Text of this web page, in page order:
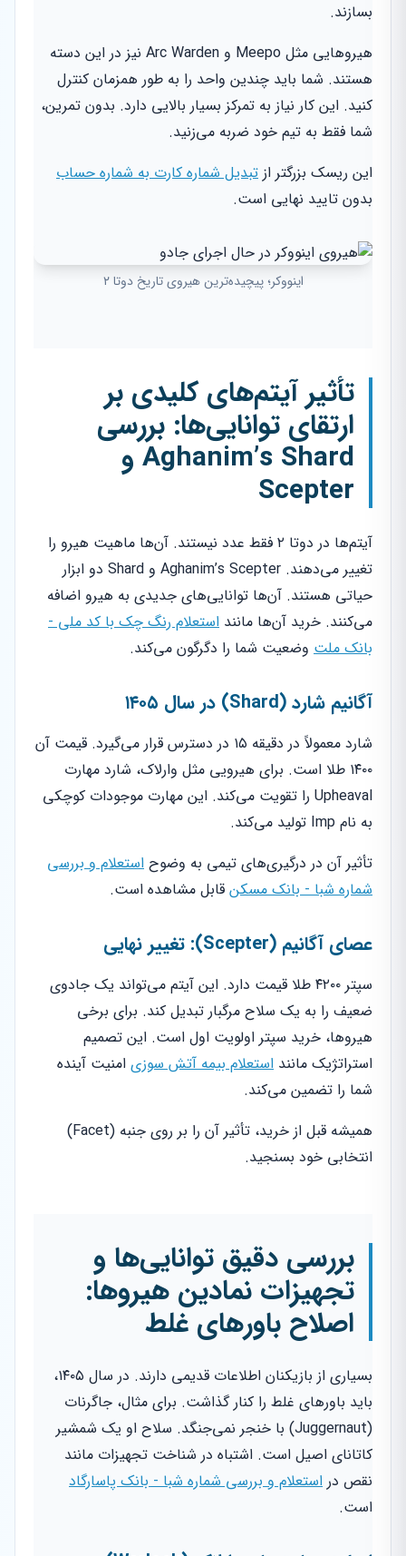
بسازند.
هیروهایی مثل Meepo و Arc Warden نیز در این دسته
هستند. شما باید چندین واحد را به طور همزمان کنترل
کنید. این کار نیاز به تمرکز بسیار بالایی دارد. بدون تمرین،
شما فقط به تیم خود ضربه می‌زنید.
این ریسک بزرگتر از تبدیل شماره کارت به شماره حساب
بدون تایید نهایی است.
اینووکر؛ پیچیده‌ترین هیروی تاریخ دوتا ۲
تأثیر آیتم‌های کلیدی بر
ارتقای توانایی‌ها: بررسی
Aghanim’s Shard و
Scepter
آیتم‌ها در دوتا ۲ فقط عدد نیستند. آن‌ها ماهیت هیرو را
تغییر می‌دهند. Aghanim’s Scepter و Shard دو ابزار
حیاتی هستند. آن‌ها توانایی‌های جدیدی به هیرو اضافه
می‌کنند. خرید آن‌ها مانند استعلام رنگ چک با کد ملی -
بانک ملت وضعیت شما را دگرگون می‌کند.
آگانیم شارد (Shard) در سال ۱۴۰۵
شارد معمولاً در دقیقه ۱۵ در دسترس قرار می‌گیرد. قیمت آن
۱۴۰۰ طلا است. برای هیرویی مثل وارلاک، شارد مهارت
Upheaval را تقویت می‌کند. این مهارت موجودات کوچکی
به نام Imp تولید می‌کند.
تأثیر آن در درگیری‌های تیمی به وضوح استعلام و بررسی
شماره شبا - بانک مسکن قابل مشاهده است.
عصای آگانیم (Scepter): تغییر نهایی
سپتر ۴۲۰۰ طلا قیمت دارد. این آیتم می‌تواند یک جادوی
ضعیف را به یک سلاح مرگبار تبدیل کند. برای برخی
هیروها، خرید سپتر اولویت اول است. این تصمیم
استراتژیک مانند استعلام بیمه آتش سوزی امنیت آینده
شما را تضمین می‌کند.
همیشه قبل از خرید، تأثیر آن را بر روی جنبه (Facet)
انتخابی خود بسنجید.
بررسی دقیق توانایی‌ها و
تجهیزات نمادین هیروها:
اصلاح باورهای غلط
بسیاری از بازیکنان اطلاعات قدیمی دارند. در سال ۱۴۰۵،
باید باورهای غلط را کنار گذاشت. برای مثال، جاگرنات
(Juggernaut) با خنجر نمی‌جنگد. سلاح او یک شمشیر
کاتانای اصیل است. اشتباه در شناخت تجهیزات مانند
نقص در استعلام و بررسی شماره شبا - بانک پاسارگاد
است.